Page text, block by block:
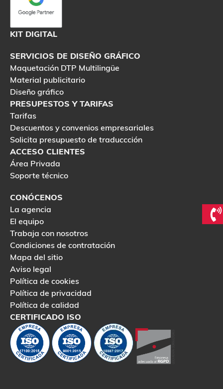
KIT DIGITAL
SERVICIOS DE DISEÑO GRÁFICO
Maquetación DTP Multilingüe
Material publicitario
Diseño gráfico
PRESUPESTOS Y TARIFAS
Tarifas
Descuentos y convenios empresariales
Solicita presupuesto de traduccción
ACCESO CLIENTES
Área Privada
Soporte técnico
CONÓCENOS
La agencia
El equipo
Trabaja con nosotros
Condiciones de contratación
Mapa del sitio
Aviso legal
Política de cookies
Política de privacidad
Política de calidad
CERTIFICADO ISO